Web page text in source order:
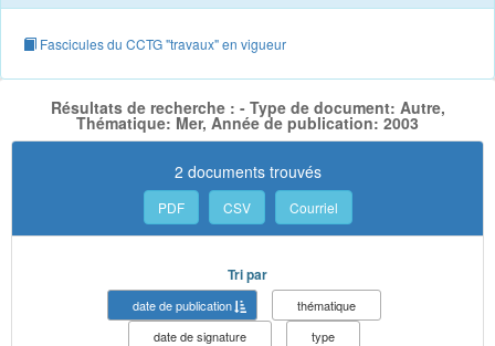
Fascicules du CCTG "travaux" en vigueur
Résultats de recherche : - Type de document: Autre,
Thématique: Mer, Année de publication: 2003
2 documents trouvés
PDF CSV Courriel
Tri par
date de publication
thématique
date de signature
type